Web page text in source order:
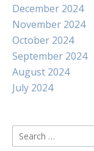
December 2024
November 2024
October 2024
September 2024
August 2024
July 2024
Search
for: